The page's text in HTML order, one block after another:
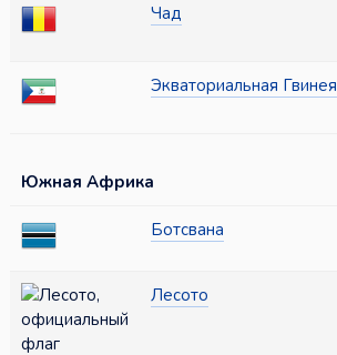
Чад
Экваториальная Гвинея
Южная Африка
Ботсвана
Лесото